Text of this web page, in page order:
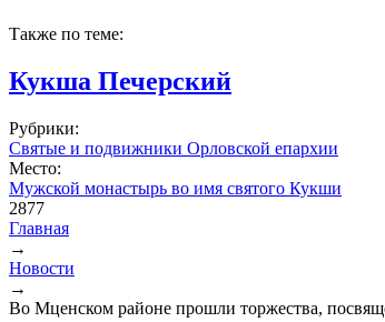
Также по теме:
Кукша Печерский
Рубрики:
Святые и подвижники Орловской епархии
Место:
Мужской монастырь во имя святого Кукши
2877
Вы здесь
Главная
→
Новости
→
Во Мценском районе прошли торжества,